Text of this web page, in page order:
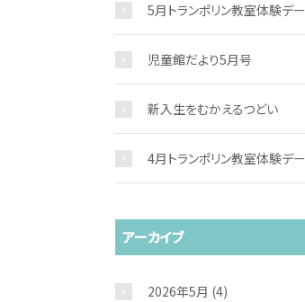
5月トランポリン教室体験デー
児童館だより5月号
新入生をむかえるつどい
4月トランポリン教室体験デー
アーカイブ
2026年5月 (4)